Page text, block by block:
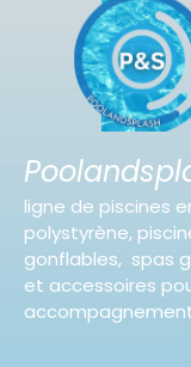
ligne de piscines
polystyrène,
gonflables, spas
et accessoires